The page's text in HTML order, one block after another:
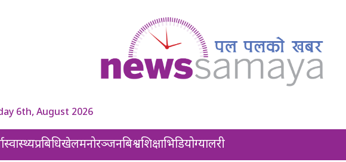
6th, August 2026
स्वास्थ्यप्रबिधिखेलमनोरञ्जनबिश्वशिक्षाभिडियोग्यालरी